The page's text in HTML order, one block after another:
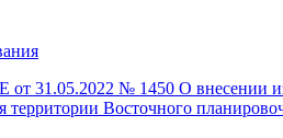
№ 1450 О внесении
Восточного